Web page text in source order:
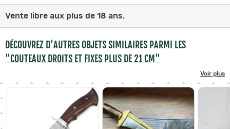
Vente libre aux plus de 18 ans.
DÉCOUVREZ D'AUTRES OBJETS SIMILAIRES PARMI LES
"COUTEAUX DROITS ET FIXES PLUS DE 21 CM"
Voir plus